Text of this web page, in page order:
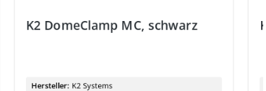
K2 DomeClamp MC, schwarz
Hersteller: K2 Systems